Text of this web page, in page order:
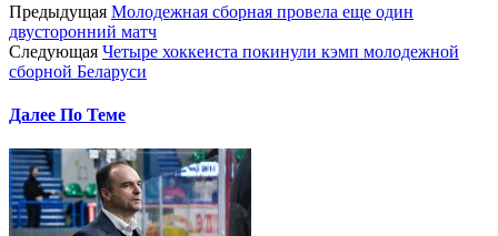
Предыдущая Молодежная сборная провела еще один
двусторонний матч
Следующая Четыре хоккеиста покинули кэмп молодежной
сборной Беларуси
Далее По Теме